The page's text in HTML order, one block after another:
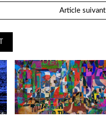
Article suivant